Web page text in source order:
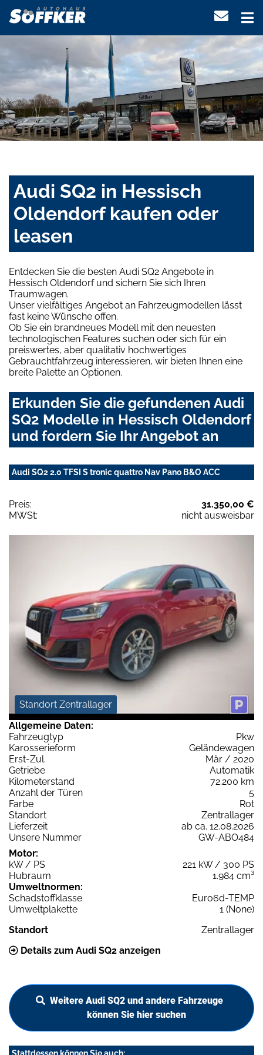
Audi SQ2 in Hessisch
Oldendorf kaufen oder
leasen
Entdecken Sie die besten Audi SQ2 Angebote in
Hessisch Oldendorf und sichern Sie sich Ihren
Traumwagen.
Unser vielfältiges Angebot an Fahrzeugmodellen lässt
fast keine Wünsche offen.
Ob Sie ein brandneues Modell mit den neuesten
technologischen Features suchen oder sich für ein
preiswertes, aber qualitativ hochwertiges
Gebrauchtfahrzeug interessieren, wir bieten Ihnen eine
breite Palette an Optionen.
Erkunden Sie die gefundenen Audi
SQ2 Modelle in Hessisch Oldendorf
und fordern Sie Ihr Angebot an
Audi SQ2 2.0 TFSI S tronic quattro Nav Pano B&O ACC
Preis:
31.350,00 €
MWSt:
nicht ausweisbar
Standort Zentrallager
Allgemeine Daten:
Fahrzeugtyp
Pkw
Karosserieform
Geländewagen
Erst-Zul.
Mär / 2020
Getriebe
Automatik
Kilometerstand
72.200 km
Anzahl der Türen
5
Farbe
Rot
Standort
Zentrallager
Lieferzeit
ab ca. 12.08.2026
Unsere Nummer
GW-ABO484
Motor:
kW / PS
221 kW / 300 PS
Hubraum
1.984 cm³
Umweltnormen:
Schadstoffklasse
Euro6d-TEMP
Umweltplakette
1 (None)
Standort
Zentrallager
Details zum Audi SQ2 anzeigen
Weitere Audi SQ2 und andere Fahrzeuge
können Sie hier suchen
Stattdessen können Sie auch: